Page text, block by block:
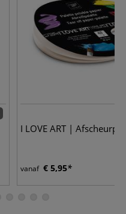
I LOVE ART |
vanaf € 5,95